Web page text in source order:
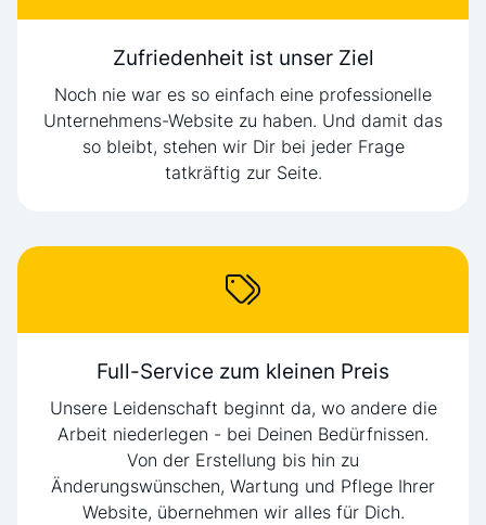
Zufriedenheit ist unser Ziel
Noch nie war es so einfach eine professionelle
Unternehmens-Website zu haben. Und damit das
so bleibt, stehen wir Dir bei jeder Frage
tatkräftig zur Seite.
Full-Service zum kleinen Preis
Unsere Leidenschaft beginnt da, wo andere die
Arbeit niederlegen - bei Deinen Bedürfnissen.
Von der Erstellung bis hin zu
Änderungswünschen, Wartung und Pflege Ihrer
Website, übernehmen wir alles für Dich.